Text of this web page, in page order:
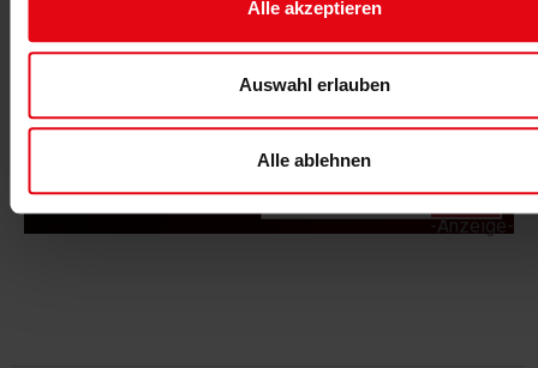
Alle akzeptieren
Auswahl erlauben
Alle ablehnen
-Anzeige-